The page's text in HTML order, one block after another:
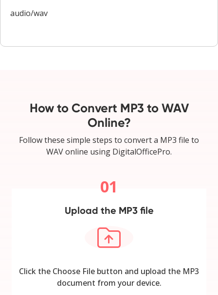
audio/wav
How to Convert MP3 to WAV
Online?
Follow these simple steps to convert a MP3 file to
WAV online using DigitalOfficePro.
01
Upload the MP3 file
Click the Choose File button and upload the MP3
document from your device.